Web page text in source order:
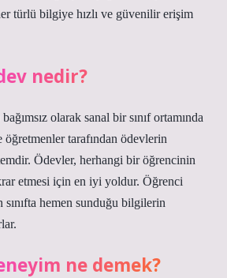
türlü bilgiye hızlı ve güvenilir erişim
nedir?
olarak sanal bir sınıf ortamında
tarafından ödevlerin
Ödevler, herhangi bir öğrencinin
etmesi için en iyi yoldur. Öğrenci
hemen sunduğu bilgilerin
ne demek?